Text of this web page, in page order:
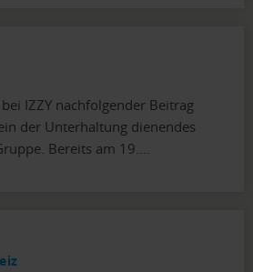
IZZY nachfolgender Beitrag
der Unterhaltung dienendes
Bereits am 19.…